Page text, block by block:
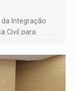
Integração
Civil para